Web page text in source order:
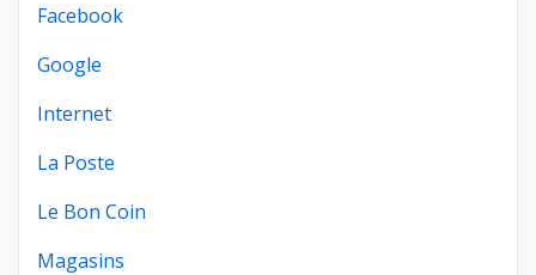
Facebook
Google
Internet
La Poste
Le Bon Coin
Magasins